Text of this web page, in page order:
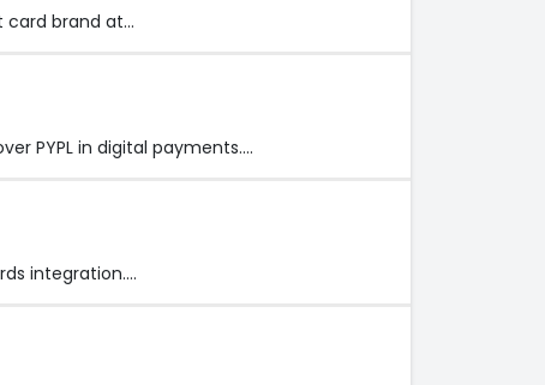
card brand at…
PYPL in digital payments.…
integration.…